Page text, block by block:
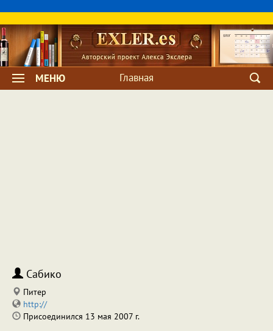
МЕНЮ Главная
Сабико
Питер
http://
Присоединился 13 мая 2007 г.